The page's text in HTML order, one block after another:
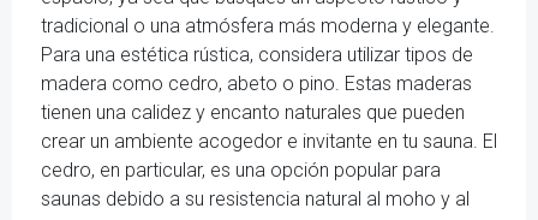
tradicional o una atmósfera más moderna y elegante.
Para una estética rústica, considera utilizar tipos de
madera como cedro, abeto o pino. Estas maderas
tienen una calidez y encanto naturales que pueden
crear un ambiente acogedor e invitante en tu sauna. El
cedro, en particular, es una opción popular para
saunas debido a su resistencia natural al moho y al